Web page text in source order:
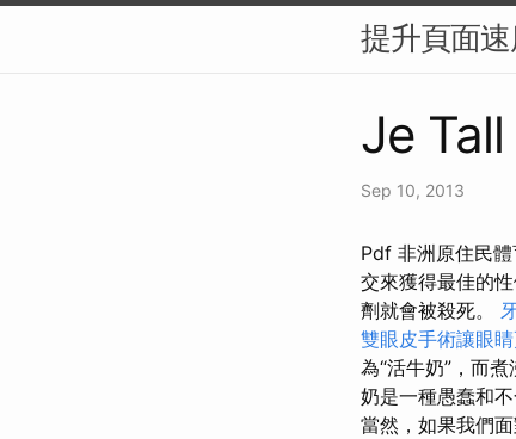
提升頁面
Je
Sep 10, 2013
Pdf 非洲原住民
交來獲得最佳的性
劑就會被殺死。
雙眼皮手術讓眼
為“活牛奶”，而
奶是一種愚蠢和
當然，如果我們